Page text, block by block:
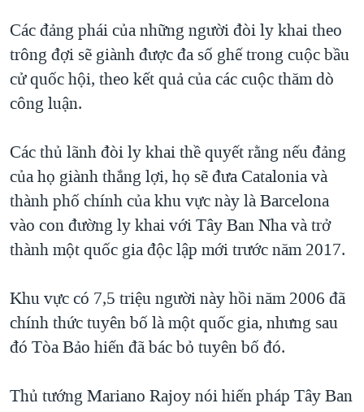
NGƯ DÂN VIỆT VÀ LÀN SÓNG TRỘM HẢI SÂM
BÊN KIA QUỐC LỘ: TIẾNG VỌNG TỪ NÔNG THÔN MỸ
QUAN HỆ VIỆT MỸ
Các đảng phái của những người đòi ly khai theo
trông đợi sẽ giành được đa số ghế trong cuộc bầu
cử quốc hội, theo kết quả của các cuộc thăm dò
công luận.
Các thủ lãnh đòi ly khai thề quyết rằng nếu đảng
của họ giành thắng lợi, họ sẽ đưa Catalonia và
thành phố chính của khu vực này là Barcelona
vào con đường ly khai với Tây Ban Nha và trở
thành một quốc gia độc lập mới trước năm 2017.
Khu vực có 7,5 triệu người này hồi năm 2006 đã
chính thức tuyên bố là một quốc gia, nhưng sau
đó Tòa Bảo hiến đã bác bỏ tuyên bố đó.
Thủ tướng Mariano Rajoy nói hiến pháp Tây Ban